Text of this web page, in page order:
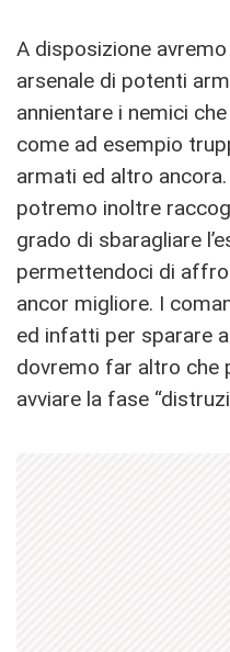
A disposizione
arsenale di potenti
annientare i nemici
come ad esempio
armati ed altro
potremo inoltre
grado di sbaragliare
permettendoci di
ancor migliore. I
ed infatti per sparare
dovremo far altro che
avviare la fase